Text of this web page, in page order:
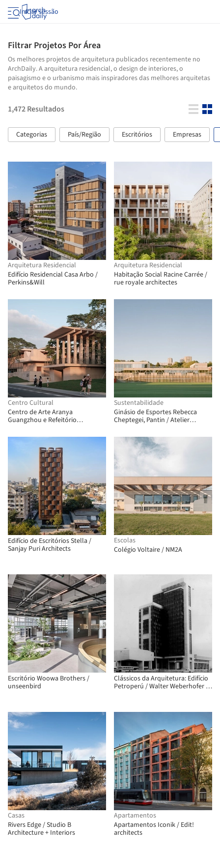
Iniciar sessão
Filtrar Projetos Por Área
Os melhores projetos de arquitetura publicados recentemente no
ArchDaily. A arquitetura residencial, o design de interiores, o
paisagismo e o urbanismo mais inspiradores das melhores arquitetas
e arquitetos do mundo.
1,472Resultados
Categorias País/Região Escritórios Empresas
Arquitetura Residencial
Edifício Residencial Casa Arbo /
Perkins&Will
Arquitetura Residencial
Habitação Social Racine Carrée /
rue royale architectes
Centro Cultural
Centro de Arte Aranya
Guangzhou e Refeitório
Sustentabilidade
Ginásio de Esportes Rebecca
Cheptegei, Pantin / Atelier
Edifício de Escritórios Stella /
Sanjay Puri Architects
Escolas
Colégio Voltaire / NM2A
Escritório Woowa Brothers /
unseenbird
Clássicos da Arquitetura: Edifício
Petroperú / Walter Weberhofer +
Casas
Rivers Edge / Studio B
Architecture + Interiors
Apartamentos
Apartamentos Iconik / Edit!
architects